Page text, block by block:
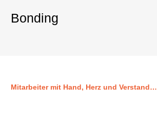
Bonding
Mitarbeiter mit Hand, Herz und Verstand…